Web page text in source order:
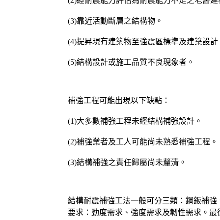
(3)靠近活動斷層之結構物。
(4)提昇現有建築物至強震區標準及建築設計
(5)結構設計或施工品質不良現象者。
補強工程可能出現以下缺點：
(1)大多數補強工程未經結構補強設計。
(2)補強業者及工人可能尚未熟悉補強工程。
(3)結構補強之責任歸屬尚未釐清。
結構耐震補強工法一般可分三類：鋼鈑補
要求：勁度需求、強度需求及韌性需求。